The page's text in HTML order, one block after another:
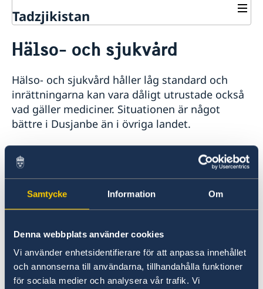
Samtycke Information Om
Denna webbplats använder cookies
Vi använder enhetsidentifierare för att anpassa innehållet
och annonserna till användarna, tillhandahålla funktioner
för sociala medier och analysera vår trafik. Vi
Tadzjikistan
Hjälp till svenskar i Tadzjikistan
Pass utomlands
Samordningsnummer
Förlust av pass
Ambassadens reseinformation
Aktuella händelser
Allmänna säkerhetsläget
Naturförhållanden och katastrofer
In- och utresebestämmelser
Hälso- och sjukvård
Trafiksäkerhet
Lokala lagar och sedvänjor
Inför resan
Svenska medborgare behöver visum
Pass och ID-kort
Om olyckan är framme
Hur kan jag bli kontaktad i en katastrofsituation
Hälso- och sjukvård
Hälso- och sjukvård håller låg standard och
inrättningarna kan vara dåligt utrustade också
vad gäller mediciner. Situationen är något
bättre i Dusjanbe än i övriga landet.
Inga särskilda vaccineringar krävs för inresa.
Rapporter förekommer om förekomst av
malaria förekommer i Khatlon-regionen och i
rekommenderas avseende kranvatten,
oskalade och osköljda frukter och grönsaker
rekommenderas. Mejeriprodukter och
livsmedel som säljs på gatan bör undvikas.